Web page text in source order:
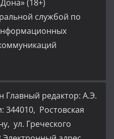
(18+)
службой по
Главный редактор: А.Э.
344010, Ростовская
ул. Греческого